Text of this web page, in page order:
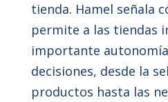
tienda. Hamel señala
permite a las tiendas
importante
decisiones, desde la
productos hasta las